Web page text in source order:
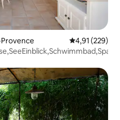
4,91 (229)